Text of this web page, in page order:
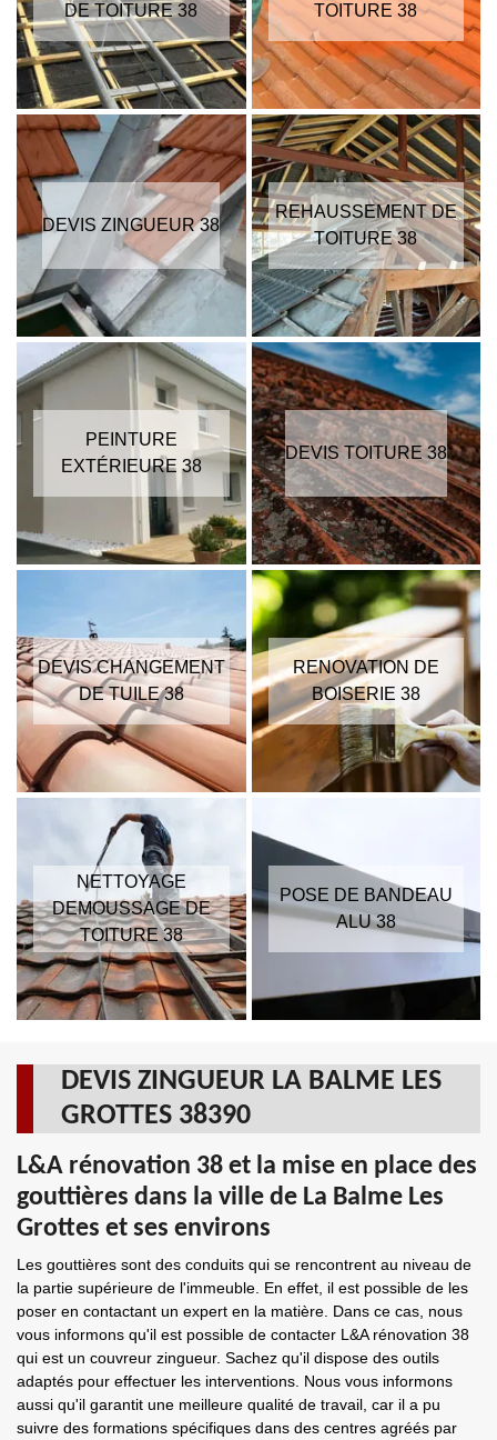
DE TOITURE 38
TOITURE 38
DEVIS ZINGUEUR 38
REHAUSSEMENT DE
TOITURE 38
PEINTURE
EXTÉRIEURE 38
DEVIS TOITURE 38
DEVIS CHANGEMENT
DE TUILE 38
RENOVATION DE
BOISERIE 38
NETTOYAGE
DEMOUSSAGE DE
TOITURE 38
POSE DE BANDEAU
ALU 38
DEVIS ZINGUEUR LA BALME LES
GROTTES 38390
L&A rénovation 38 et la mise en place des
gouttières dans la ville de La Balme Les
Grottes et ses environs
Les gouttières sont des conduits qui se rencontrent au niveau de
la partie supérieure de l'immeuble. En effet, il est possible de les
poser en contactant un expert en la matière. Dans ce cas, nous
vous informons qu'il est possible de contacter L&A rénovation 38
qui est un couvreur zingueur. Sachez qu'il dispose des outils
adaptés pour effectuer les interventions. Nous vous informons
aussi qu'il garantit une meilleure qualité de travail, car il a pu
suivre des formations spécifiques dans des centres agréés par